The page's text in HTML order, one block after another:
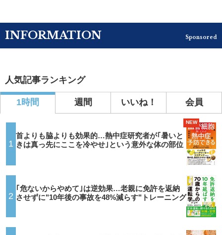
INFORMATION Sponsored
人気記事ランキング
1時間 週間 いいね！ 会員
1
首よりも脇よりも効果的…熱中症研究者が｢暑いと
きは真っ先にここを冷やせ｣という意外な体の部位
NEW
2
｢危ないからやめて｣は逆効果…老親に免許を返納
させずに"10年後の事故を48%減らす"トレーニング